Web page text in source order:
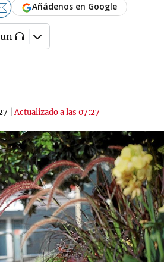
|Actualizado a las 07:27
Añádenos en Google